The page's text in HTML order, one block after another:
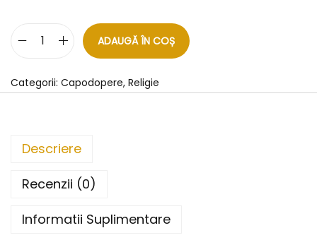
ADAUGĂ ÎN COȘ
Categorii: Capodopere, Religie
Descriere
Recenzii (0)
Informatii Suplimentare